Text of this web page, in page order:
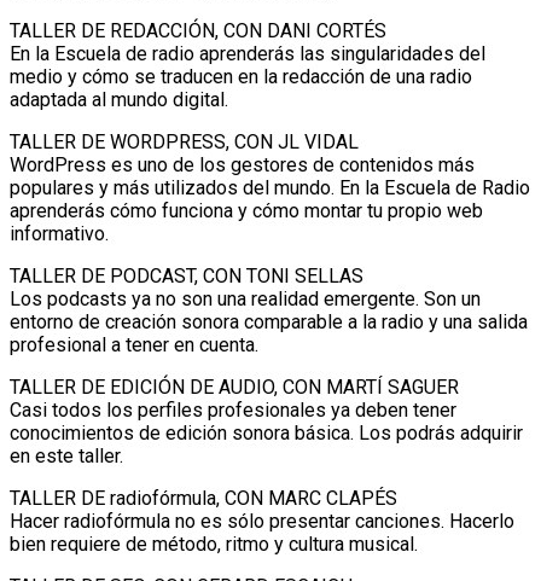
TALLER DE REDACCIÓN, CON DANI CORTÉS
En la Escuela de radio aprenderás las singularidades del
medio y cómo se traducen en la redacción de una radio
adaptada al mundo digital.
TALLER DE WORDPRESS, CON JL VIDAL
WordPress es uno de los gestores de contenidos más
populares y más utilizados del mundo. En la Escuela de Radio
aprenderás cómo funciona y cómo montar tu propio web
informativo.
TALLER DE PODCAST, CON TONI SELLAS
Los podcasts ya no son una realidad emergente. Son un
entorno de creación sonora comparable a la radio y una salida
profesional a tener en cuenta.
TALLER DE EDICIÓN DE AUDIO, CON MARTÍ SAGUER
Casi todos los perfiles profesionales ya deben tener
conocimientos de edición sonora básica. Los podrás adquirir
en este taller.
TALLER DE radiofórmula, CON MARC CLAPÉS
Hacer radiofórmula no es sólo presentar canciones. Hacerlo
bien requiere de método, ritmo y cultura musical.